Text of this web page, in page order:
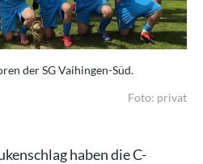
der SG Vaihingen-Süd.
Foto: privat
haben die C-